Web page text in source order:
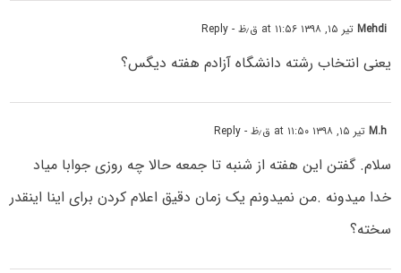
Mehdiتیر ۱۵, ۱۳۹۸ at ۱۱:۵۶ ق٫ظ - Reply
یعنی انتخاب رشته دانشگاه آزادم هفته دیگس؟
M.hتیر ۱۵, ۱۳۹۸ at ۱۱:۵۰ ق٫ظ - Reply
سلام. گفتن این هفته از شنبه تا جمعه حالا چه روزی جوابا میاد
خدا میدونه .من نمیدونم یک زمان دقیق اعلام کردن برای اینا اینقدر
سخته؟